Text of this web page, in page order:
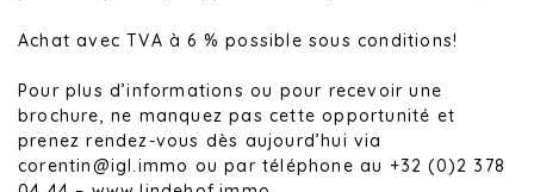
Achat avec TVA à 6 % possible sous conditions!
Pour plus d’informations ou pour recevoir une
brochure, ne manquez pas cette opportunité et
prenez rendez-vous dès aujourd’hui via
corentin@igl.immo ou par téléphone au +32 (0)2 378